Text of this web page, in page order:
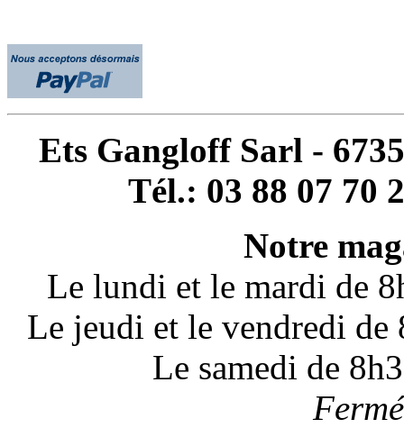
Ets Gangloff Sarl -
Tél.: 03 88 07 70
Notre
Le lundi et le mardi de
Le jeudi et le vendredi de
Le samedi de